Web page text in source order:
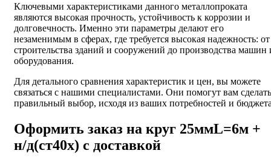
Ключевыми характеристиками данного металлопроката
являются высокая прочность, устойчивость к коррозии и
долговечность. Именно эти параметры делают его
незаменимым в сферах, где требуется высокая надежность: от
строительства зданий и сооружений до производства машин
оборудования.
Для детального сравнения характеристик и цен, вы можете
связаться с нашими специалистами. Они помогут вам сделать
правильный выбор, исходя из ваших потребностей и
Оформить заказ на круг 25ммL=6м +
н/д(ст40х) с доставкой